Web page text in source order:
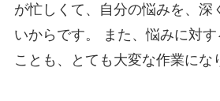
が忙しくて、自分の悩みを、深
いからです。 また、悩みに対
ことも、とても大変な作業にな